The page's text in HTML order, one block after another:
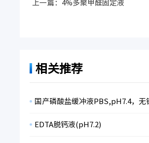
上一篇： 4%多聚甲醛固定液
相关推荐
国产磷酸盐缓冲液PBS,pH7.4，无
EDTA脱钙液(pH7.2)